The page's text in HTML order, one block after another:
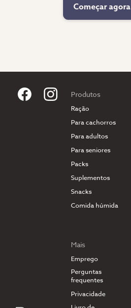
Começar agora
Produtos
Ração
Para cachorros
Para adultos
Para seniores
Packs
Suplementos
Snacks
Comida húmida
Mais
Emprego
Perguntas
frequentes
Privacidade